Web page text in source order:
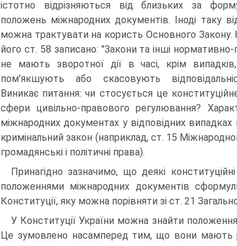
істотно відрізняються від близьких за
положень міжнародних документів. Іноді таку
можна трактувати на користь Основного Закону.
його ст. 58 записано: "Закони та інші нормативно-
не мають зворотної дії в часі, крім
пом'якшують або скасовують
Виникає питання: чи стосується це
сфери цивільно-правового регулювання?
міжнародних документах у відповідних випадках
кримінальний закон (наприклад, ст. 15
громадянські і політичні права).
Принагідно зазначимо, що деякі
положеннями міжнародних документів
Конституції, яку можна порівняти зі ст. 21
У Конституції України можна знайти
Це зумовлено насамперед тим, що вони мають